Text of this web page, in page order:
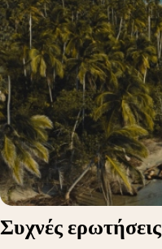
Συχνές ερωτήσεις